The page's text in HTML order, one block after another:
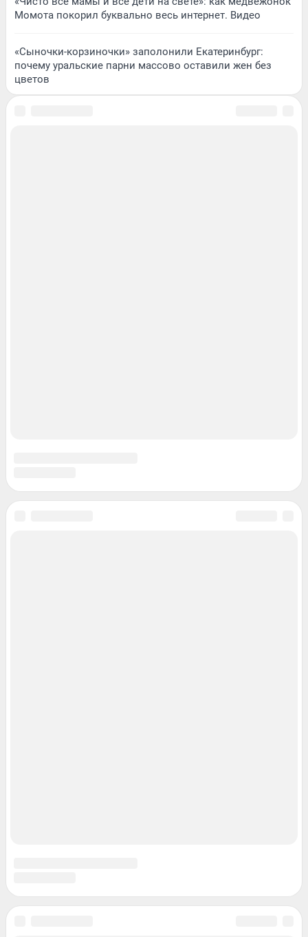
Момота покорил буквально весь интернет. Видео
«Сыночки-корзиночки» заполонили Екатеринбург:
почему уральские парни массово оставили жен без
цветов